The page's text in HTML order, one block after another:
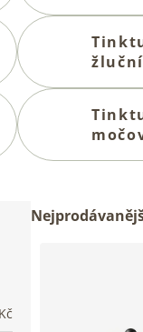
Kč
Ř